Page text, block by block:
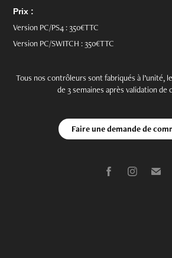
Prix :
Version PC/PS4 : 350€TTC
Version PC/SWITCH : 350€TTC
Tous nos contrôleurs sont fabriqués à l’unité,
de 3 semaines après validation de
Faire une demande de